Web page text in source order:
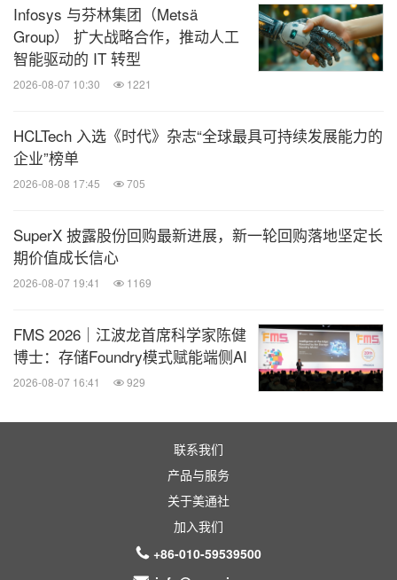
Infosys 与芬林集团（Metsä
Group） 扩大战略合作，推动人工
智能驱动的 IT 转型
2026-08-07 10:30 1221
HCLTech 入选《时代》杂志“全球最具可持续发展能力的
企业”榜单
2026-08-08 17:45 705
SuperX 披露股份回购最新进展，新一轮回购落地坚定长
期价值成长信心
2026-08-07 19:41 1169
FMS 2026｜江波龙首席科学家陈健
博士：存储Foundry模式赋能端侧AI
2026-08-07 16:41 929
联系我们
产品与服务
关于美通社
加入我们
+86-010-59539500